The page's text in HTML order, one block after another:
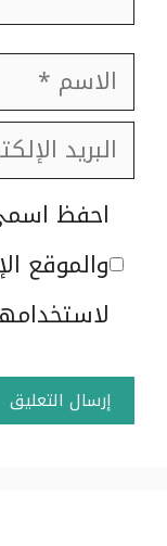
الاسم
البريد
الإلكتروني
الموقع
الإلكتروني
احفظ
والموقع